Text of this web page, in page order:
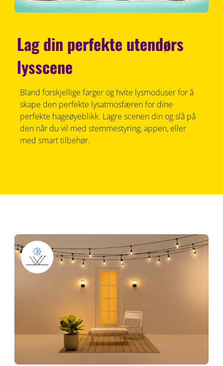
Lag din perfekte utendørs
lysscene
Bland forskjellige farger og hvite lysmoduser for å
skape den perfekte lysatmosfæren for dine
perfekte hageøyeblikk. Lagre scenen din og slå på
den når du vil med stemmestyring, appen, eller
med smart tilbehør.